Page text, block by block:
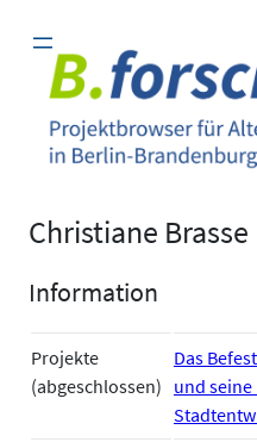
Inhalt
springen
Christiane Brasse
Information
Projekte
(abgeschlossen)
Das
und